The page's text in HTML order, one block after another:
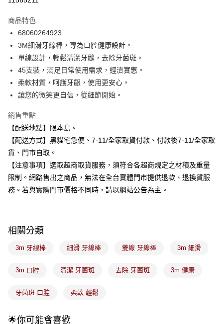
合作金庫商業銀行
華南商業銀行
上海商業儲蓄銀行
台北富邦商業銀行
國泰世華商業銀行
兆豐國際商業銀行
臺灣中小企業銀行
台中商業銀行
匯豐（台灣）商業銀行
聯邦商業銀行
遠東國際商業銀行
元大商業銀行
台新國際商業銀行
台灣樂天信用卡公司
LINE Pay
Apple Pay
街口支付
Google Pay
全盈+PAY
大哥付你分期
相關說明
【大哥付你分期使用說明】
1.本服務由台灣大哥大提供，台灣大哥大用戶可立即使用無須另外申請。
3.實際核准額度、可分期數及費用金額請依後續交易確認頁面所載為準。
4.訂單成立30分鐘內，如未前往確認交易或遇審核未通過，訂單將自動取
消。如遇「轉專審核」未通過狀況，表示未達大哥付你分期系統評分，恕無
法說明評估內容。
1.分期款項不併入電信帳單，「大哥付你分期」於每月結算日後寄送繳費提
2.透過簡訊連結打開帳單後，可選擇「超商條碼／台灣大直營門市／銀行轉
帳／街口支付／iPASS MONEY」等通路繳費。
【注意事項】
ATM付款
全家取貨付款
每筆NT$100，滿NT$899(含以上)免運費
7-11取貨付款
商品特色
68060264923
3M細滑牙線棒，專為口腔健康設計。
單線設計，輕鬆清潔牙縫，去除牙菌斑。
45支裝，滿足日常使用需求，經濟實惠。
柔軟材質，呵護牙齦，使用更安心。
讓您的微笑更自信，從細節開始。
銷售重點
【配送地點】限本島。
【配送方式】黑貓宅急便、7-11/全家取貨付款、付款後7-11/全家取
貨、門市自取。
【注意事項】選取超商取貨服務，須符合各超商規定之材積及重量
限制。網路售出之商品，無法在全台實體門市提供退款、退換貨服
務。若與實體門市價格不同時，請以網站公告為主。
相關分類
3m 牙線棒 細滑 牙線棒 雙線 牙線棒 3m 細滑
3m 口腔 清潔 牙菌斑 去除 牙菌斑 3m 健康
牙菌斑 口腔 柔軟 輕鬆
🌟你可能會喜歡